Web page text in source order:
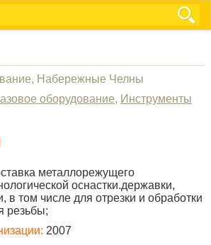
Набережные Челны
оборудование, Инструменты
металлорежущего
оснастки.державки,
в том числе для отрезки и обработки
резьбы;
2007